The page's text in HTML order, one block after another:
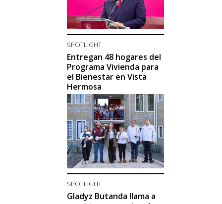
SPOTLIGHT
Entregan 48 hogares del
Programa Vivienda para
el Bienestar en Vista
Hermosa
SPOTLIGHT
Gladyz Butanda llama a